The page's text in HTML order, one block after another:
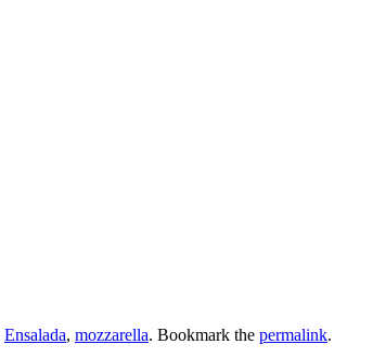
Ensalada, mozzarella. Bookmark the permalink.